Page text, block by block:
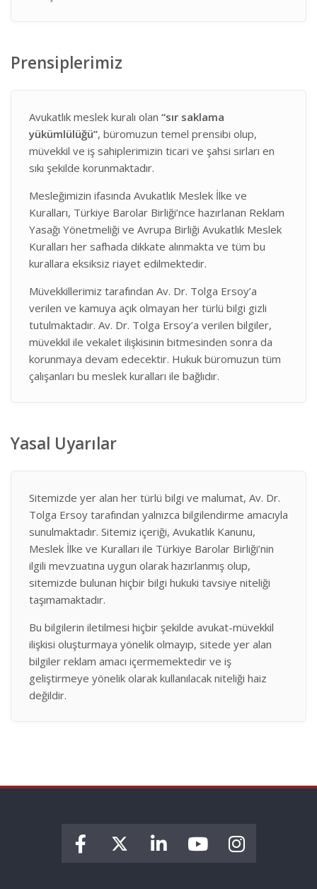
Prensiplerimiz
Avukatlık meslek kuralı olan “sır saklama
yükümlülüğü”, büromuzun temel prensibi olup,
müvekkil ve iş sahiplerimizin ticari ve şahsi sırları en
sıkı şekilde korunmaktadır.
Mesleğimizin ifasında Avukatlık Meslek İlke ve
Kuralları, Türkiye Barolar Birliği’nce hazırlanan Reklam
Yasağı Yönetmeliği ve Avrupa Birliği Avukatlık Meslek
Kuralları her safhada dikkate alınmakta ve tüm bu
kurallara eksiksiz riayet edilmektedir.
Müvekkillerimiz tarafından Av. Dr. Tolga Ersoy’a
verilen ve kamuya açık olmayan her türlü bilgi gizli
tutulmaktadır. Av. Dr. Tolga Ersoy’a verilen bilgiler,
müvekkil ile vekalet ilişkisinin bitmesinden sonra da
korunmaya devam edecektir. Hukuk büromuzun tüm
çalışanları bu meslek kuralları ile bağlıdır.
Yasal Uyarılar
Sitemizde yer alan her türlü bilgi ve malumat, Av. Dr.
Tolga Ersoy tarafından yalnızca bilgilendirme amacıyla
sunulmaktadır. Sitemiz içeriği, Avukatlık Kanunu,
Meslek İlke ve Kuralları ile Türkiye Barolar Birliği’nin
ilgili mevzuatına uygun olarak hazırlanmış olup,
sitemizde bulunan hiçbir bilgi hukuki tavsiye niteliği
taşımamaktadır.
Bu bilgilerin iletilmesi hiçbir şekilde avukat-müvekkil
ilişkisi oluşturmaya yönelik olmayıp, sitede yer alan
bilgiler reklam amacı içermemektedir ve iş
geliştirmeye yönelik olarak kullanılacak niteliği haiz
değildir.